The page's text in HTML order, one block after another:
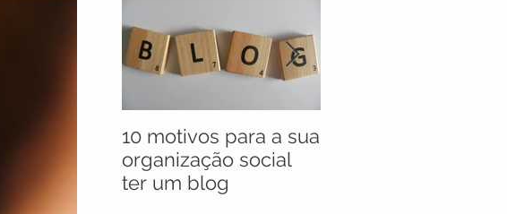
10 motivos para a sua
organização social
ter um blog